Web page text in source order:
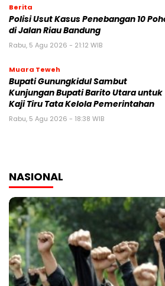
Berita
Polisi Usut Kasus Penebangan 10
di Jalan Riau Bandung
Rabu, 5 Agu 2026 - 21:12 WIB
Muara Teweh
Bupati Gunungkidul Sambut
Kunjungan Bupati Barito Utara untuk
Kaji Tiru Tata Kelola Pemerintahan
Rabu, 5 Agu 2026 - 18:38 WIB
NASIONAL